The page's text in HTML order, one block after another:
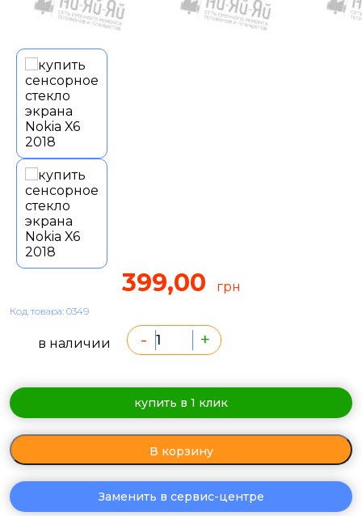
399,00 грн
Код товара: 0349
в наличии - +
купить в 1 клик
В корзину
Заменить в сервис-центре